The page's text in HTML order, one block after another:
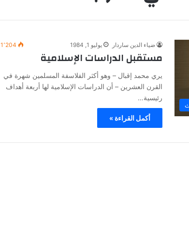
ضياء الدين ساردار يوليو 1, 1984 1٬204
مستقبل الدراسات الإسلامية
يري محمد إقبال – وهو أكثر الفلاسفة المسلمين شهرة في
القرن العشرين – أن الدراسات الإسلامية لها أربعة أهداف
رئيسية…
أكمل القراءة »